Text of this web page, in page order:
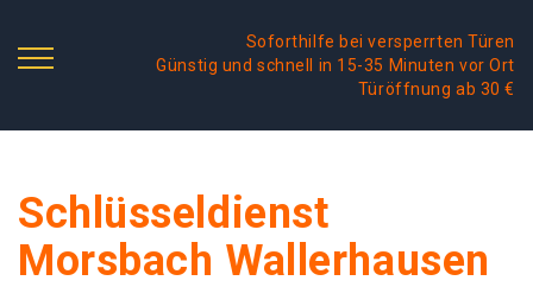
Soforthilfe bei versperrten Türen
Günstig und schnell in 15-35 Minuten vor Ort
Türöffnung ab 30 €
Schlüsseldienst
Morsbach Wallerhausen